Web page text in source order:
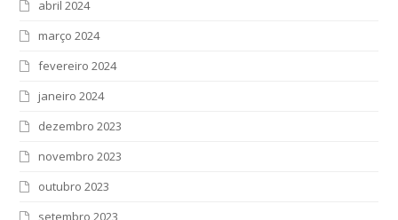
abril 2024
março 2024
fevereiro 2024
janeiro 2024
dezembro 2023
novembro 2023
outubro 2023
setembro 2023